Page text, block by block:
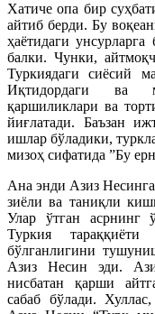
Хатиче опа бир
айтиб берди. Бу
ҳаётидаги
балки. Чунки,
Туркиядаги сиёсий
Иқтидордаги ва
қаршиликлари ва
йиғлатади. Баъзан
ишлар бўладики,
мизоҳ сифатида ”Бу
Ана энди Азиз
зиёли ва таниқли
Улар ўтган асрнинг
Туркия
бўлганлигини
Азиз Несин эди.
нисбатан қарши
сабаб бўлади.